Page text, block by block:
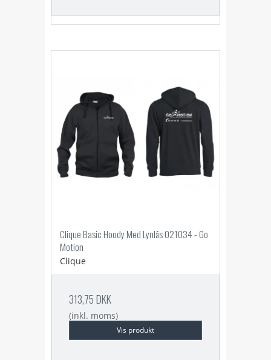
Clique Basic Hoody Med Lynlås 021034 - Go
Motion
Clique
313,75 DKK
(inkl. moms)
Vis produkt